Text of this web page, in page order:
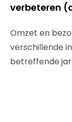
verbeteren
Omzet en
verschillende
betreffende